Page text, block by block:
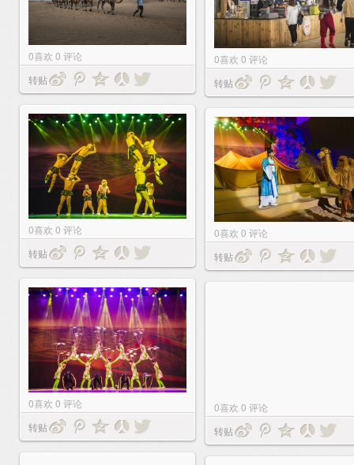
0喜欢 0 评论
转贴
0喜欢 0 评论
转贴
0喜欢 0 评论
转贴
0喜欢 0 评论
转贴
0喜欢 0 评论
转贴
0喜欢 0 评论
转贴